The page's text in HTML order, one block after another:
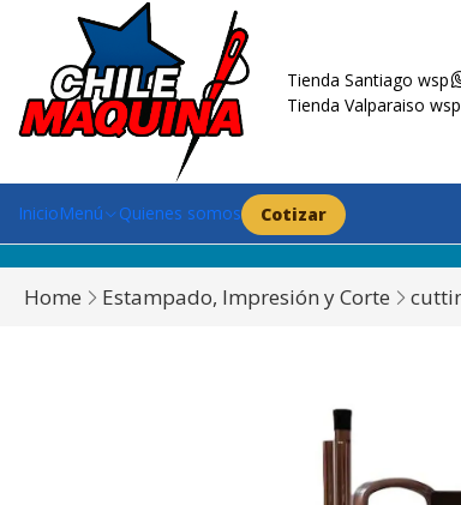
Tienda Santiago wsp
Tienda Valparaiso wsp
InicioMenú Quienes somos Cotizar
Home Estampado, Impresión y Corte